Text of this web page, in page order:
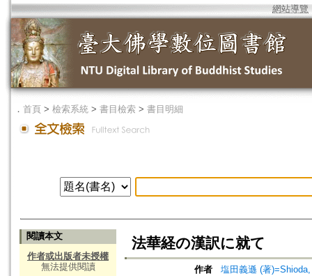
網站導覽
． 首頁 > 檢索系統 > 書目檢索 > 書目明細
閱讀本文
作者或出版者未授權
無法提供閱讀
法華経の漢訳に就て
作者
塩田義遜 (著